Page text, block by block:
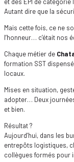
et des EPI de catégorie
Autant dire que la
Mais cette fois, ce ne
l’honneur… c’était nos
Chaque métier de
formation SST
locaux.
Mises en situation,
adopter… Deux
et bien.
Résultat ?
Aujourd’hui, dans les
entrepôts logistiques,
collègues formés pour